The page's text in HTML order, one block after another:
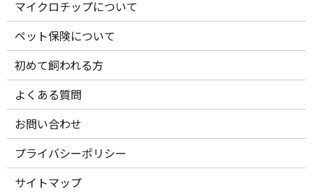
マイクロチップについて
ペット保険について
初めて飼われる方
よくある質問
お問い合わせ
プライバシーポリシー
サイトマップ